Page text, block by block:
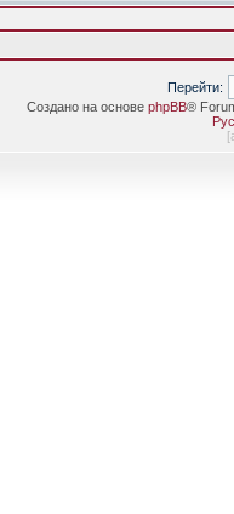
Перейти:
Создано на основе phpBB®
[